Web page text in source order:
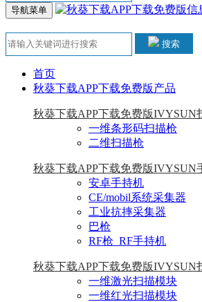
导航菜单
搜索
首页
秋葵下载APP下载免费版产品
秋葵下载APP下载免费版IVYSUN
一维条形码扫描枪
二维扫描枪
秋葵下载APP下载免费版IVYSUN
安卓手持机
CE/mobil系统采集器
工业抗摔采集器
巴枪
RF枪_RF手持机
秋葵下载APP下载免费版IVYSUN
一维激光扫描模块
一维红光扫描模块